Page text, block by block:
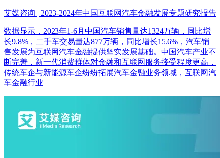
艾媒咨询 | 2023-2024年中国互联网汽车金融发展专题研究报告
数据显示，2023年1-6月中国汽车销售量达1324万辆，同比增
长9.8%，二手车交易量达877万辆，同比增长15.6%，汽车销
售发展为互联网汽车金融提供坚实发展基础。中国汽车产业不
断完善，新一代消费群体对金融和互联网服务接受程度更高，
传统车企与新能源车企纷纷拓展汽车金融业务领域，互联网汽
车金融行业